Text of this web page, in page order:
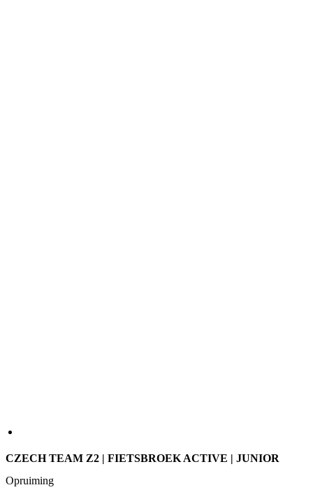
voor professionele wielrenners en nu kun je die zelf dragen. Het
hoogwaardige zeem voldoet aan de eisen van elke fietser.